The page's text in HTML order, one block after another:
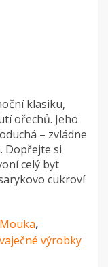
klasiku,
ořechů. Jeho
– zvládne
Dopřejte si
celý byt
cukroví
Mouka,
výrobky